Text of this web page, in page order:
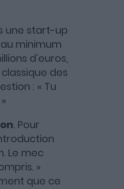
une start-up
minimum
d’euros,
des
: « Tu
. Pour
Le mec
»
que ce